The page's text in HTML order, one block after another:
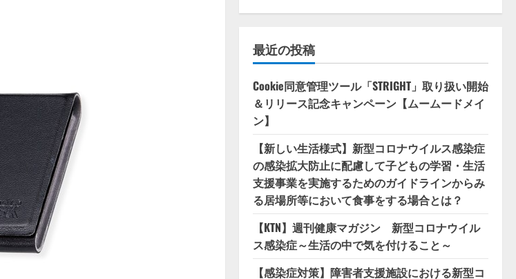
最近の投稿
Cookie同意管理ツール「STRIGHT」取り扱い開始
＆リリース記念キャンペーン【ムームードメイ
ン】
【新しい生活様式】新型コロナウイルス感染症
の感染拡大防止に配慮して子どもの学習・生活
支援事業を実施するためのガイドラインからみ
る居場所等において食事をする場合とは？
【KTN】週刊健康マガジン 新型コロナウイル
ス感染症～生活の中で気を付けること～
【感染症対策】障害者支援施設における新型コ